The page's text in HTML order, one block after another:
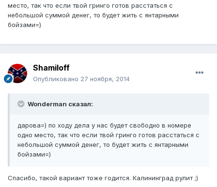
место, так что если твой гринго готов расстаться с
небольшой суммой денег, то будет жить с янтарными
бойзами=)
Shamiloff
Опубликовано 27 ноября, 2014
Wonderman сказал:
дарова=) по ходу дела у нас будет свободно в номере
одно место, так что если твой гринго готов расстаться с
небольшой суммой денег, то будет жить с янтарными
бойзами=)
Спасибо, такой вариант тоже годится. Калининград рулит ;)